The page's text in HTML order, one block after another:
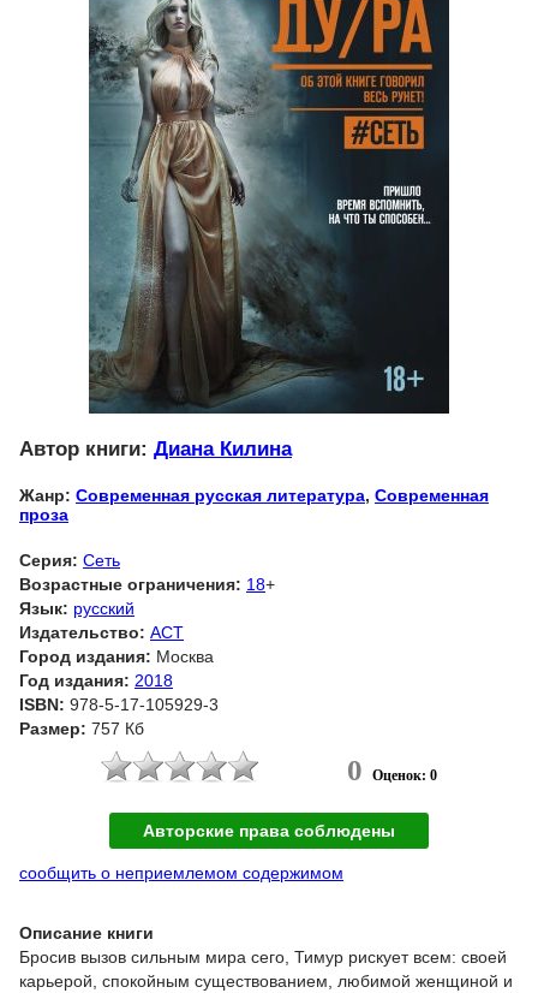
Автор книги: Диана Килина
Жанр: Современная русская литература, Современная
проза
Серия: Сеть
Возрастные ограничения: 18+
Язык: русский
Издательство: АСТ
Город издания: Москва
Год издания: 2018
ISBN: 978-5-17-105929-3
Размер: 757 Кб
0 Оценок: 0
Авторские права соблюдены
сообщить о неприемлемом содержимом
Описание книги
Бросив вызов сильным мира сего, Тимур рискует всем: своей
карьерой, спокойным существованием, любимой женщиной и